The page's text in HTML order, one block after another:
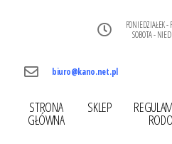
PONIEDZIAŁEK -
SOBOTA -
biuro@kano.net.pl
STRONA
GŁÓWNA
SKLEP
RODO